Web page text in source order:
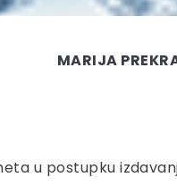
MARIJA
u postupku